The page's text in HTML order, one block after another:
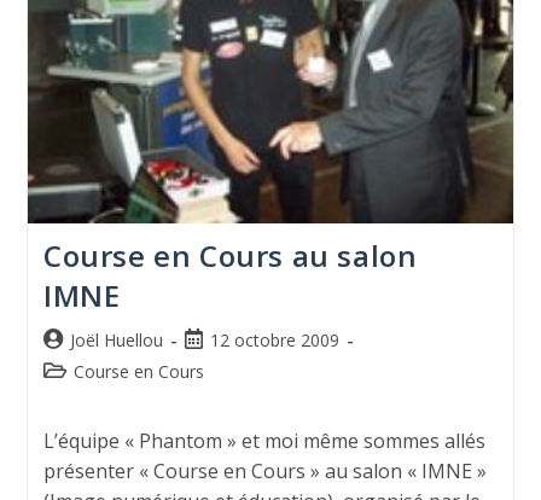
Course en Cours au salon
IMNE
Joël Huellou
12 octobre 2009
Course en Cours
L’équipe « Phantom » et moi même sommes allés
présenter « Course en Cours » au salon « IMNE »